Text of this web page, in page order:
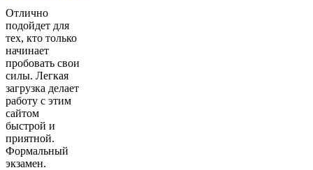
Отлично
подойдет для
тех, кто только
начинает
пробовать свои
силы. Легкая
загрузка делает
работу с этим
сайтом
быстрой и
приятной.
Формальный
экзамен.